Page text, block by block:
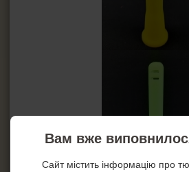
Вам вже
Сайт містить інформацію про